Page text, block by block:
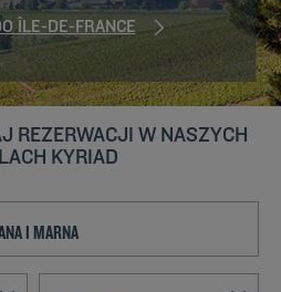
ÎLE-DE-FRANCE
REZERWACJI W NASZYCH
KYRIAD